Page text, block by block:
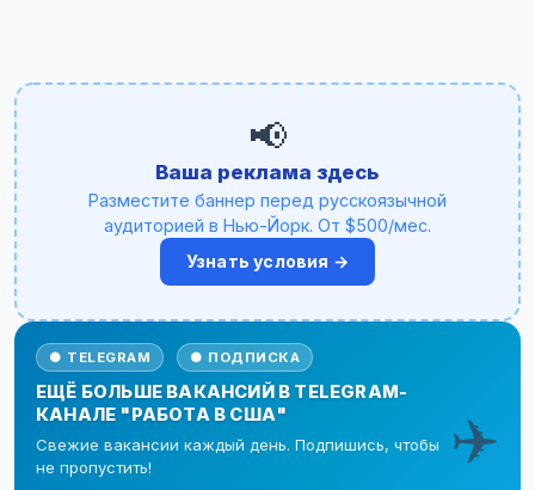
📢
Ваша реклама здесь
Разместите баннер перед русскоязычной
аудиторией в Нью-Йорк. От $500/мес.
Узнать условия →
● TELEGRAM ● ПОДПИСКА
ЕЩЁ БОЛЬШЕ ВАКАНСИЙ В TELEGRAM-
КАНАЛЕ "РАБОТА В США"
Свежие вакансии каждый день. Подпишись, чтобы
не пропустить!
✈️